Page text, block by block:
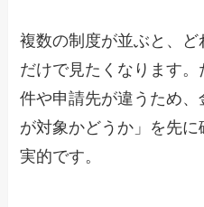
複数の制度が並ぶと、
だけで見たくなります
件や申請先が違うため
が対象かどうか」を先
実的です。